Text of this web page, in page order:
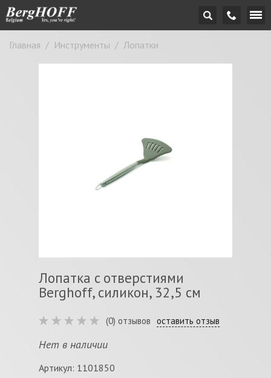
Главная / Инструменты / Лопатки
Лопатка c отверстиями
Berghoff, силикон, 32,5 см
(0) отзывов оставить отзыв
Нет в наличии
Артикул: 1101850